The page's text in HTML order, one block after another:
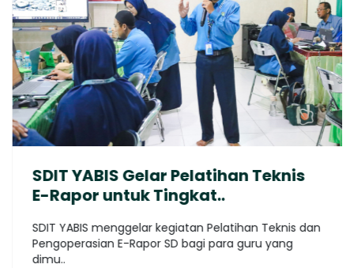
SDIT YABIS Gelar Pelatihan Teknis
E-Rapor untuk Tingkat..
SDIT YABIS menggelar kegiatan Pelatihan Teknis dan
Pengoperasian E-Rapor SD bagi para guru yang
dimu..